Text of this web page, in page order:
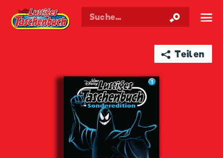
Walt Disneys Taschenbuch ☰
➦ Teilen